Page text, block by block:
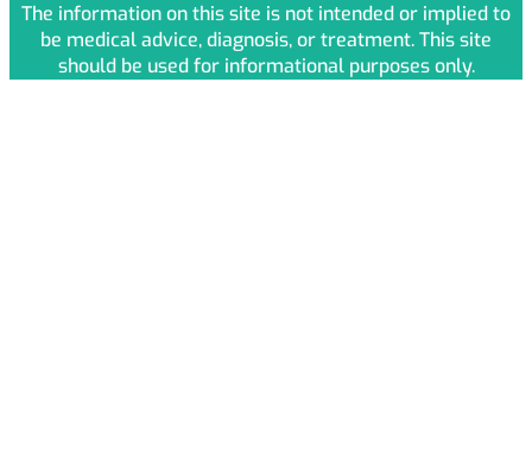
The information on this site is not intended or implied to
be medical advice, diagnosis, or treatment. This site
should be used for informational purposes only.